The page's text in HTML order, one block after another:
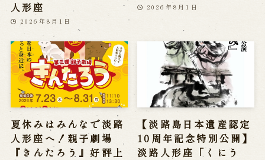
人形座
2026年8月1日
2026年8月1日
夏休みはみんなで淡路
人形座へ！親子劇場
『きんたろう』好評上
【淡路島日本遺産認定
10周年記念特別公開】
淡路人形座「くにう